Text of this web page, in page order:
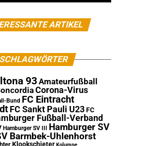
ARTIKEL
SCHLAGWÖRTER
93Amateurfußball
Corona-Virus
Bund FC Eintracht
FC Sankt Pauli U23FC
Fußball-Verband
Hamburger SV III
Hamburger SV
Barmbek-Uhlenhorst
Klookschieter